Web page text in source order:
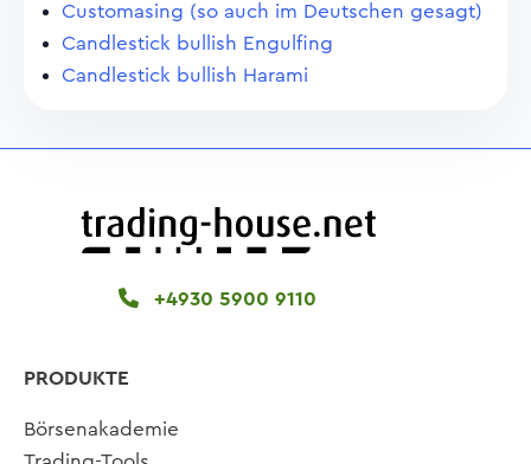
Customasing (so auch im Deutschen gesagt)
Candlestick bullish Engulfing
Candlestick bullish Harami
+4930 5900 9110
PRODUKTE
Börsenakademie